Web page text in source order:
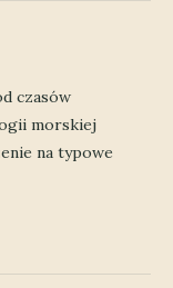
czasów
morskiej
na typowe